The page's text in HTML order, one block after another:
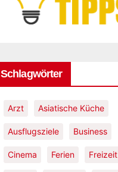
Schlagwörter
Arzt Asiatische Küche
Ausflugsziele Business
Cinema Ferien Freizeit